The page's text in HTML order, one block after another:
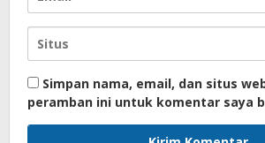
Simpan nama, email, dan situs
peramban ini untuk komentar saya